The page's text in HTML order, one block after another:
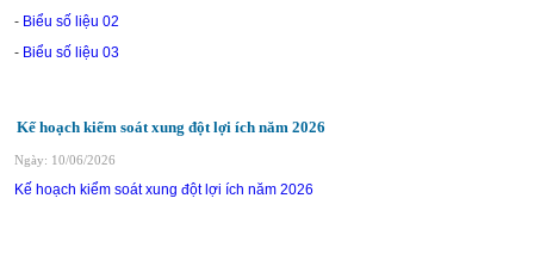
- Biểu số liệu 02
- Biểu số liệu 03
Kế hoạch kiểm soát xung đột lợi ích năm 2026
Ngày: 10/06/2026
Kế hoạch kiểm soát xung đột lợi ích năm 2026